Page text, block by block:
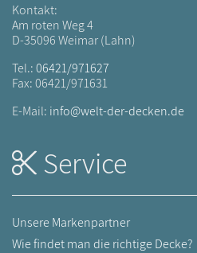
Kontakt:
Am roten Weg 4
D-35096 Weimar (Lahn)
Tel.:06421/971627
Fax: 06421/971631
E-Mail: info@welt-der-decken.de
Service
Unsere Markenpartner
Wie findet man die richtige Decke?